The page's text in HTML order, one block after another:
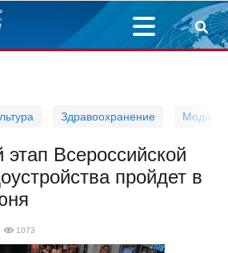
Здравоохранение Мода
Всероссийской
пройдет в
1073